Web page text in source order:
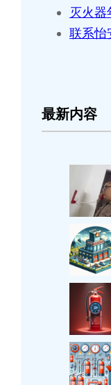
灭火器
联系怡
最新内容